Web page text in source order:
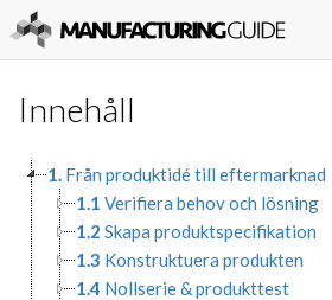
Innehåll
1. Från produktidé till eftermarknad
1.1 Verifiera behov och lösning
1.2 Skapa produktspecifikation
1.3 Konstruktuera produkten
1.4 Nollserie & produkttest